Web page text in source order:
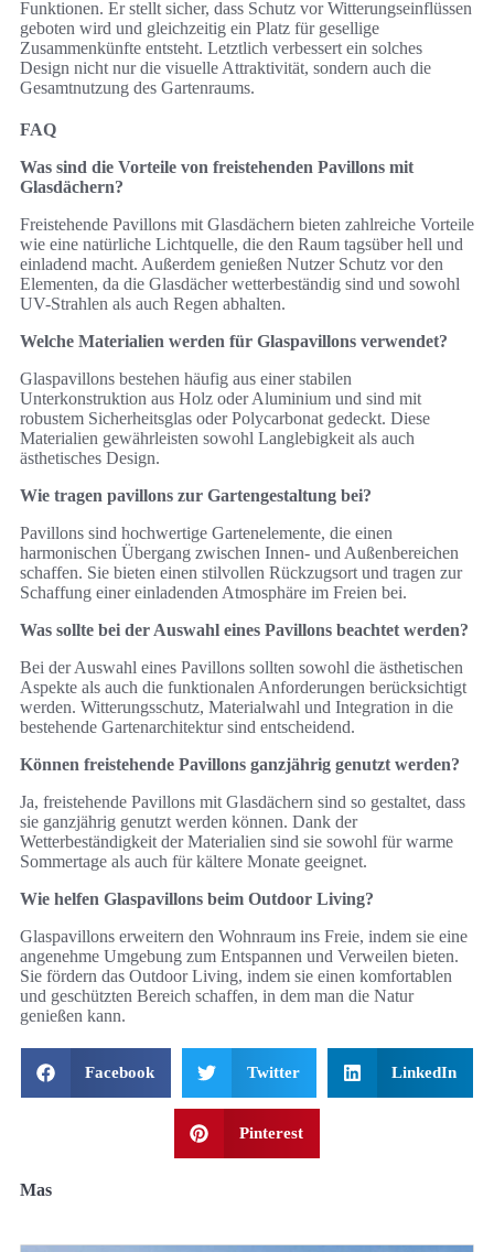
Funktionen. Er stellt sicher, dass Schutz vor Witterungseinflüssen
geboten wird und gleichzeitig ein Platz für gesellige
Zusammenkünfte entsteht. Letztlich verbessert ein solches
Design nicht nur die visuelle Attraktivität, sondern auch die
Gesamtnutzung des Gartenraums.
FAQ
Was sind die Vorteile von freistehenden Pavillons mit
Glasdächern?
Freistehende Pavillons mit Glasdächern bieten zahlreiche Vorteile
wie eine natürliche Lichtquelle, die den Raum tagsüber hell und
einladend macht. Außerdem genießen Nutzer Schutz vor den
Elementen, da die Glasdächer wetterbeständig sind und sowohl
UV-Strahlen als auch Regen abhalten.
Welche Materialien werden für Glaspavillons verwendet?
Glaspavillons bestehen häufig aus einer stabilen
Unterkonstruktion aus Holz oder Aluminium und sind mit
robustem Sicherheitsglas oder Polycarbonat gedeckt. Diese
Materialien gewährleisten sowohl Langlebigkeit als auch
ästhetisches Design.
Wie tragen pavillons zur Gartengestaltung bei?
Pavillons sind hochwertige Gartenelemente, die einen
harmonischen Übergang zwischen Innen- und Außenbereichen
schaffen. Sie bieten einen stilvollen Rückzugsort und tragen zur
Schaffung einer einladenden Atmosphäre im Freien bei.
Was sollte bei der Auswahl eines Pavillons beachtet werden?
Bei der Auswahl eines Pavillons sollten sowohl die ästhetischen
Aspekte als auch die funktionalen Anforderungen berücksichtigt
werden. Witterungsschutz, Materialwahl und Integration in die
bestehende Gartenarchitektur sind entscheidend.
Können freistehende Pavillons ganzjährig genutzt werden?
Ja, freistehende Pavillons mit Glasdächern sind so gestaltet, dass
sie ganzjährig genutzt werden können. Dank der
Wetterbeständigkeit der Materialien sind sie sowohl für warme
Sommertage als auch für kältere Monate geeignet.
Wie helfen Glaspavillons beim Outdoor Living?
Glaspavillons erweitern den Wohnraum ins Freie, indem sie eine
angenehme Umgebung zum Entspannen und Verweilen bieten.
Sie fördern das Outdoor Living, indem sie einen komfortablen
und geschützten Bereich schaffen, in dem man die Natur
genießen kann.
Facebook Twitter LinkedIn
Pinterest
Mas